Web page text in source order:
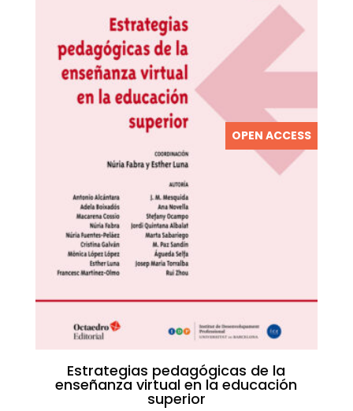
OPEN ACCESS
Estrategias pedagógicas de la
enseñanza virtual en la educación
superior